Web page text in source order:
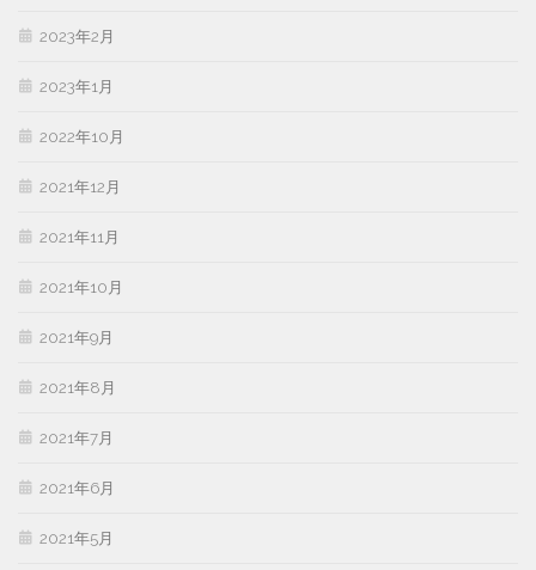
2023年2月
2023年1月
2022年10月
2021年12月
2021年11月
2021年10月
2021年9月
2021年8月
2021年7月
2021年6月
2021年5月